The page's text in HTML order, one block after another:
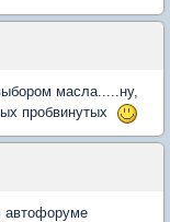
масла.....ну,
пробвинутых
автофоруме